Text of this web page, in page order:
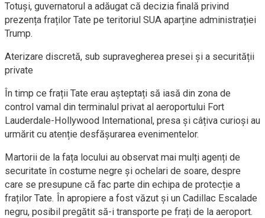
Totuși, guvernatorul a adăugat că decizia finală privind
prezența fraților Tate pe teritoriul SUA aparține administrației
Trump.
Aterizare discretă, sub supravegherea presei și a securității
private
În timp ce frații Tate erau așteptați să iasă din zona de
control vamal din terminalul privat al aeroportului Fort
Lauderdale-Hollywood International, presa și câțiva curioși au
urmărit cu atenție desfășurarea evenimentelor.
Martorii de la fața locului au observat mai mulți agenți de
securitate în costume negre și ochelari de soare, despre
care se presupune că fac parte din echipa de protecție a
fraților Tate. În apropiere a fost văzut și un Cadillac Escalade
negru, posibil pregătit să-i transporte pe frați de la aeroport.